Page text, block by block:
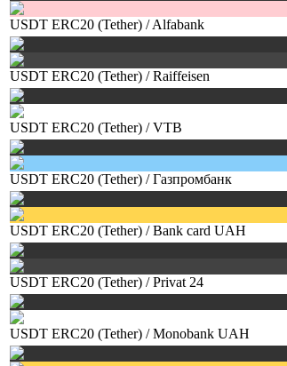
USDT ERC20 (Tether) /Alfabank
USDT ERC20 (Tether) /Raiffeisen
USDT ERC20 (Tether) /VTB
USDT ERC20 (Tether) /Газпромбанк
USDT ERC20 (Tether) /Bank card UAH
USDT ERC20 (Tether) /Privat 24
USDT ERC20 (Tether) /Monobank UAH